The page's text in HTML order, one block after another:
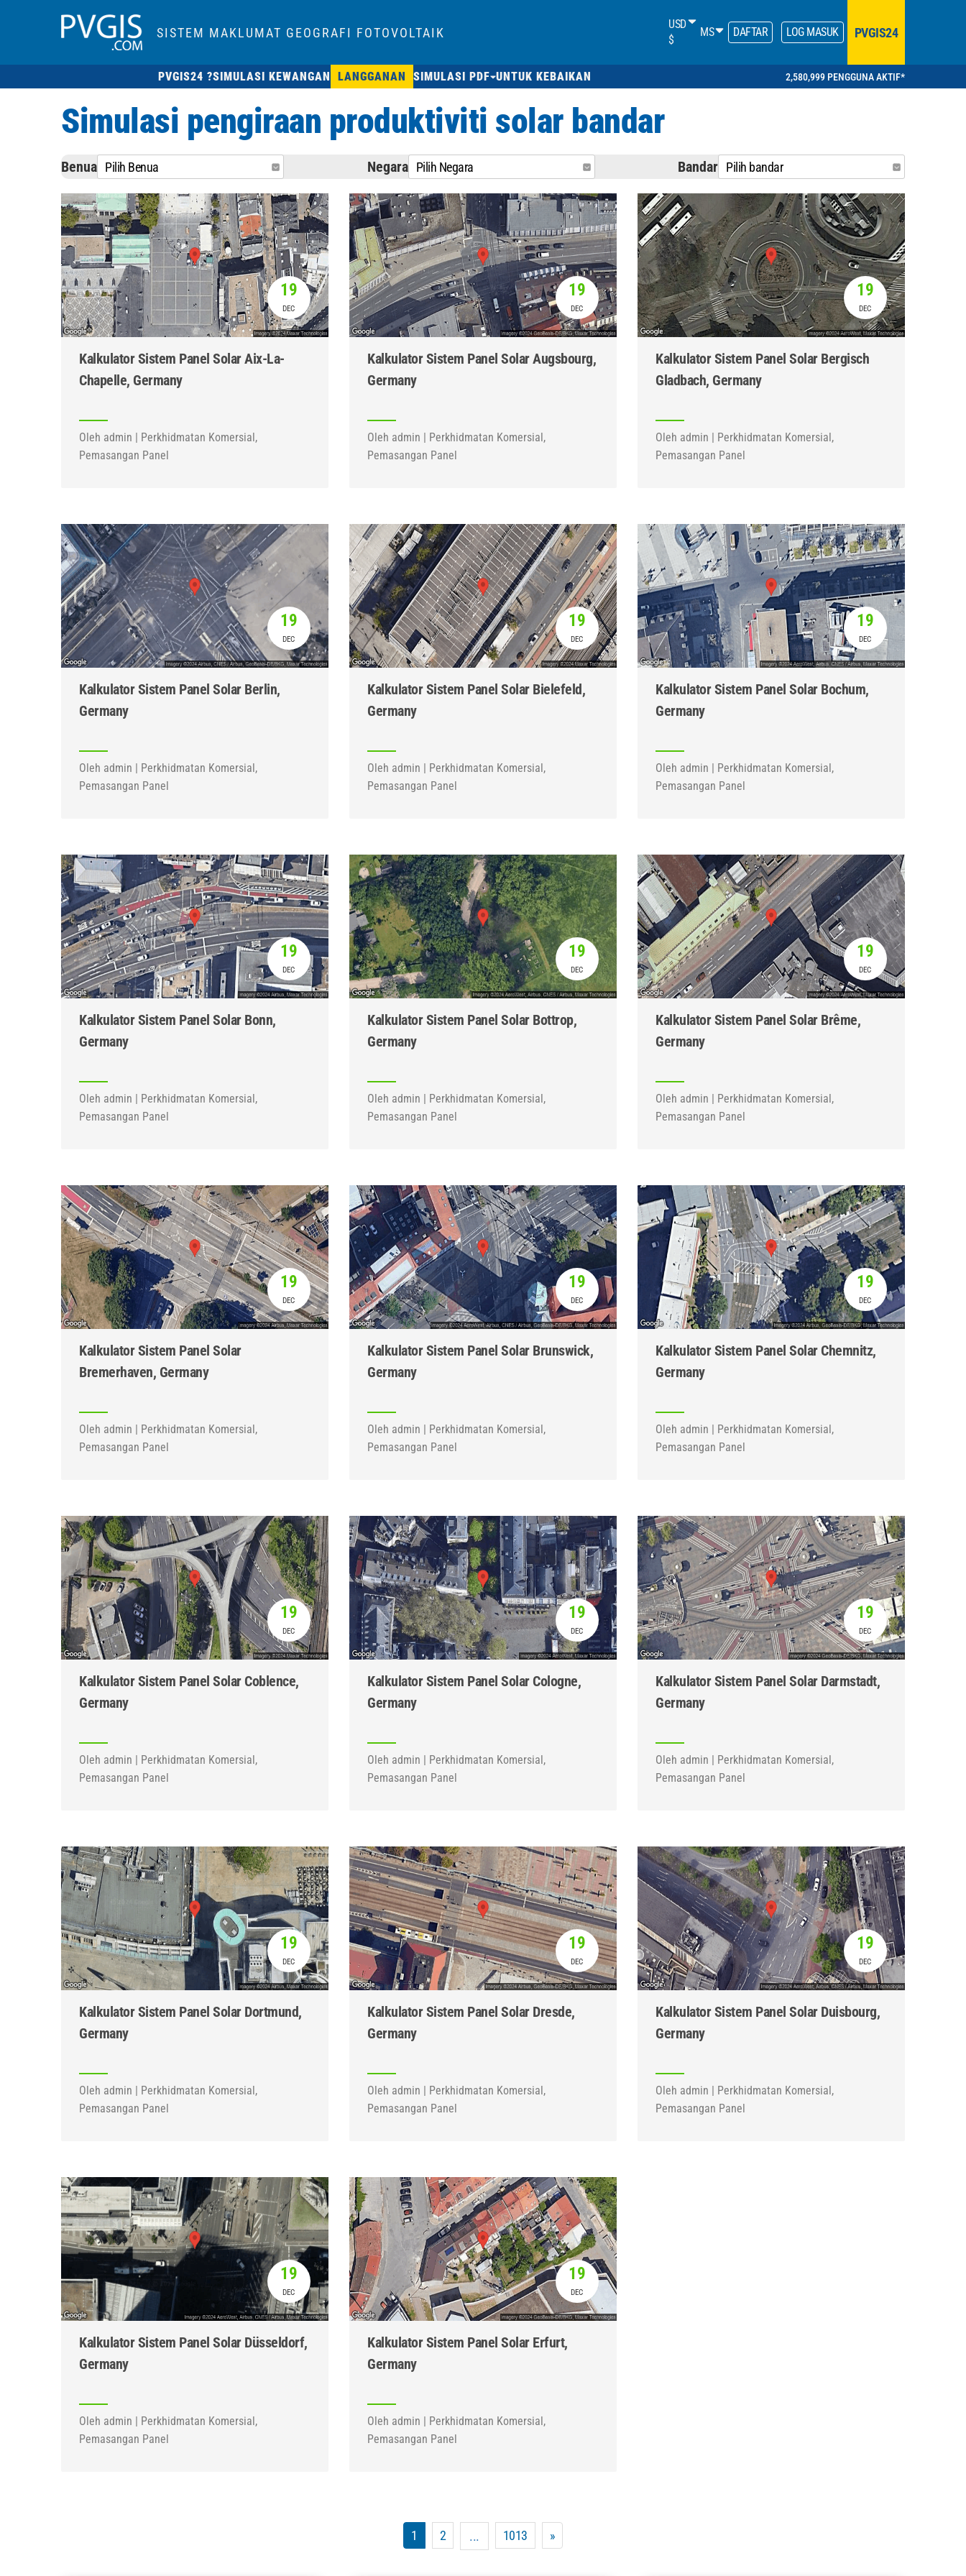
SISTEM MAKLUMAT GEOGRAFI FOTOVOLTAIK
USD
$
MS DAFTAR LOG MASUK PVGIS24
PVGIS24 ?SIMULASI KEWANGAN LANGGANAN SIMULASI PDF UNTUK KEBAIKAN 2,580,999 PENGGUNA AKTIF*
Simulasi pengiraan produktiviti solar bandar
Benua Pilih Benua Negara Pilih Negara Bandar Pilih bandar
19
DEC
Kalkulator Sistem Panel Solar Aix-La-
Chapelle, Germany
Oleh admin | Perkhidmatan Komersial,
Pemasangan Panel
19
DEC
Kalkulator Sistem Panel Solar Augsbourg,
Germany
Oleh admin | Perkhidmatan Komersial,
Pemasangan Panel
19
DEC
Kalkulator Sistem Panel Solar Bergisch
Gladbach, Germany
Oleh admin | Perkhidmatan Komersial,
Pemasangan Panel
19
DEC
Kalkulator Sistem Panel Solar Berlin,
Germany
Oleh admin | Perkhidmatan Komersial,
Pemasangan Panel
19
DEC
Kalkulator Sistem Panel Solar Bielefeld,
Germany
Oleh admin | Perkhidmatan Komersial,
Pemasangan Panel
19
DEC
Kalkulator Sistem Panel Solar Bochum,
Germany
Oleh admin | Perkhidmatan Komersial,
Pemasangan Panel
19
DEC
Kalkulator Sistem Panel Solar Bonn,
Germany
Oleh admin | Perkhidmatan Komersial,
Pemasangan Panel
19
DEC
Kalkulator Sistem Panel Solar Bottrop,
Germany
Oleh admin | Perkhidmatan Komersial,
Pemasangan Panel
19
DEC
Kalkulator Sistem Panel Solar Brême,
Germany
Oleh admin | Perkhidmatan Komersial,
Pemasangan Panel
19
DEC
Kalkulator Sistem Panel Solar
Bremerhaven, Germany
Oleh admin | Perkhidmatan Komersial,
Pemasangan Panel
19
DEC
Kalkulator Sistem Panel Solar Brunswick,
Germany
Oleh admin | Perkhidmatan Komersial,
Pemasangan Panel
19
DEC
Kalkulator Sistem Panel Solar Chemnitz,
Germany
Oleh admin | Perkhidmatan Komersial,
Pemasangan Panel
19
DEC
Kalkulator Sistem Panel Solar Coblence,
Germany
Oleh admin | Perkhidmatan Komersial,
Pemasangan Panel
19
DEC
Kalkulator Sistem Panel Solar Cologne,
Germany
Oleh admin | Perkhidmatan Komersial,
Pemasangan Panel
19
DEC
Kalkulator Sistem Panel Solar Darmstadt,
Germany
Oleh admin | Perkhidmatan Komersial,
Pemasangan Panel
19
DEC
Kalkulator Sistem Panel Solar Dortmund,
Germany
Oleh admin | Perkhidmatan Komersial,
Pemasangan Panel
19
DEC
Kalkulator Sistem Panel Solar Dresde,
Germany
Oleh admin | Perkhidmatan Komersial,
Pemasangan Panel
19
DEC
Kalkulator Sistem Panel Solar Duisbourg,
Germany
Oleh admin | Perkhidmatan Komersial,
Pemasangan Panel
19
DEC
Kalkulator Sistem Panel Solar Düsseldorf,
Germany
Oleh admin | Perkhidmatan Komersial,
Pemasangan Panel
19
DEC
Kalkulator Sistem Panel Solar Erfurt,
Germany
Oleh admin | Perkhidmatan Komersial,
Pemasangan Panel
1 2 ... 1013 »